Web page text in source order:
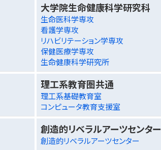
大学院生命健康科学研究科
生命医科学専攻
看護学専攻
リハビリテーション学専攻
保健医療学専攻
生命健康科学研究所
理工系教育圏共通
理工系基礎教育室
コンピュータ教育支援室
創造的リベラルアーツセンター
創造的リベラルアーツセンター